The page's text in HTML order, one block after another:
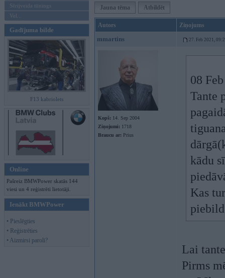
Sērijveida tūnings
Vel...
Gadījuma bilde
F13 kabriolets
Online
Pašreiz BMWPower skatās 144
viesi un 4 reģistrēti lietotāji.
Ienākt BMWPower
• Pieslēgties
• Reģistrēties
• Aizmirsi paroli?
Jauna tēma Atbildēt
Autors Ziņojums
mmartins 27. Feb 2021,
Kopš: 14. Sep 2004
Ziņojumi: 1718
Braucu ar: Prius
08
Tante
kādu
Kas
Lai
Pirms